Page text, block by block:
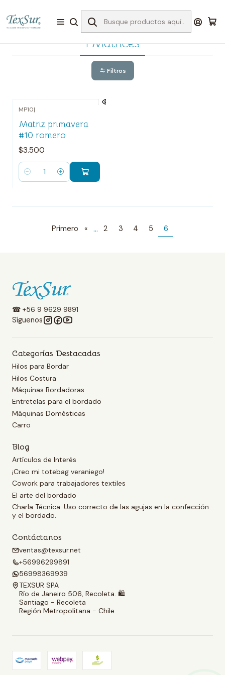
Inicio I Matrices
I Matrices
Filtros
MP10|
Matriz primavera
#10 romero
$3.500
Cantidad
Primero « ... 2 3 4 5 6
☎ +56 9 9629 9891
Síguenos
Categorías Destacadas
Hilos para Bordar
Hilos Costura
Máquinas Bordadoras
Entretelas para el bordado
Máquinas Domésticas
Carro
Blog
Artículos de Interés
¡Creo mi totebag veraniego!
Cowork para trabajadores textiles
El arte del bordado
Charla Técnica: Uso correcto de las agujas en la confección
y el bordado.
Contáctanos
ventas@texsur.net
+56996299891
56998369939
TEXSUR SPA
Río de Janeiro 506, Recoleta. 🛍️
Santiago - Recoleta
Región Metropolitana - Chile